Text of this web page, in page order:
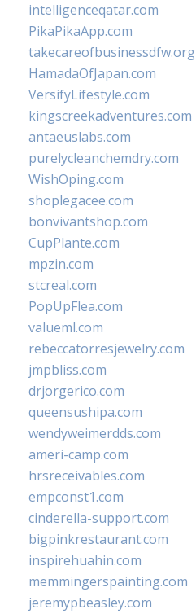
intelligenceqatar.com
PikaPikaApp.com
takecareofbusinessdfw.org
HamadaOfJapan.com
VersifyLifestyle.com
kingscreekadventures.com
antaeuslabs.com
purelycleanchemdry.com
WishOping.com
shoplegacee.com
bonvivantshop.com
CupPlante.com
mpzin.com
stcreal.com
PopUpFlea.com
valueml.com
rebeccatorresjewelry.com
jmpbliss.com
drjorgerico.com
queensushipa.com
wendyweimerdds.com
ameri-camp.com
hrsreceivables.com
empconst1.com
cinderella-support.com
bigpinkrestaurant.com
inspirehuahin.com
memmingerspainting.com
jeremypbeasley.com